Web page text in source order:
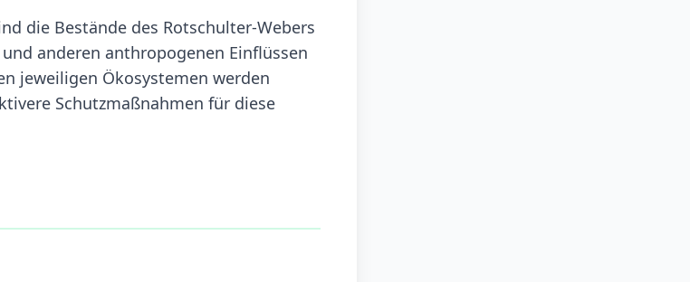
die Bestände des Rotschulter-Webers
anderen anthropogenen Einflüssen
jeweiligen Ökosystemen werden
Schutzmaßnahmen für diese